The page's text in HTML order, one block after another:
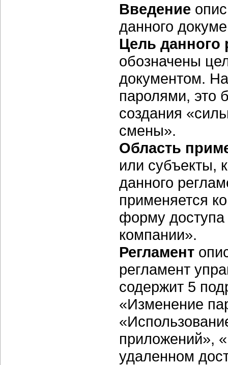
Введение
данного
Цель данного
обозначены
документом.
паролями, это
создания
смены».
Область
или субъекты,
данного
применяется
форму
компании».
Регламент
регламент
содержит 5
«Изменение
приложений»,
удаленном